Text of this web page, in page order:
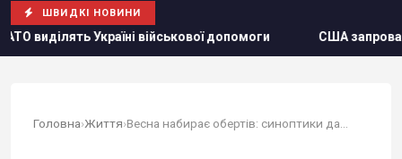
ШВИДКІ НОВИНИ
допомоги США запровадили нові санкції
Головна›Життя›